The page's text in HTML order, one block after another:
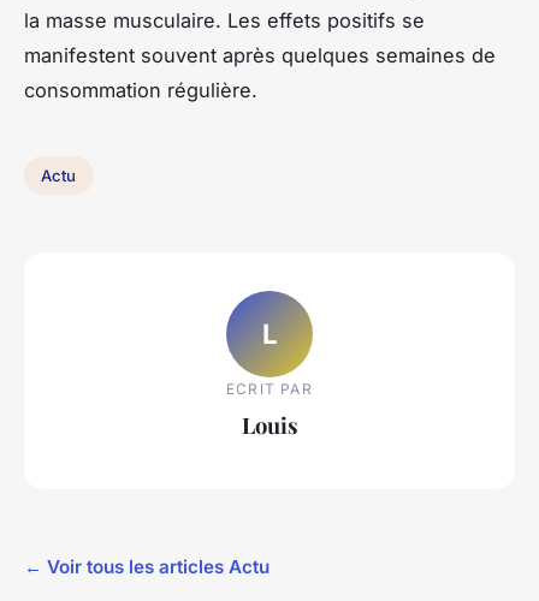
la masse musculaire. Les effets positifs se
manifestent souvent après quelques semaines de
consommation régulière.
Actu
L
ECRIT PAR
Louis
← Voir tous les articles Actu